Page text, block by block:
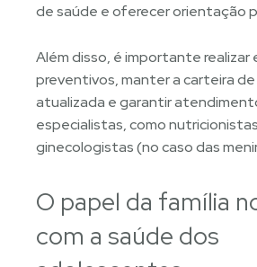
de saúde e oferecer orientação
Além disso, é importante realizar
preventivos, manter a carteira
atualizada e garantir
especialistas, como
ginecologistas (no caso das
O papel da família
com a saúde dos